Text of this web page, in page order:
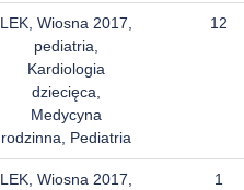
LEK, Wiosna 2017,
pediatria,
Kardiologia
dziecięca,
Medycyna
rodzinna, Pediatria
12
LEK, Wiosna 2017,
1